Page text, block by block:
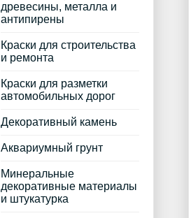
древесины, металла и
антипирены
Краски для строительства
и ремонта
Краски для разметки
автомобильных дорог
Декоративный камень
Аквариумный грунт
Минеральные
декоративные материалы
и штукатурка